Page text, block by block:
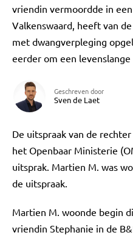
vriendin vermoordde in
Valkenswaard, heeft van
met dwangverpleging
eerder om een
Geschreven door
Sven de Laet
De uitspraak van de
het Openbaar Ministerie
uitsprak. Martien M. was
de uitspraak.
Martien M. woonde begin
vriendin Stephanie in de